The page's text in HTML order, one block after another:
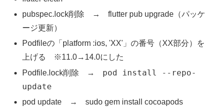
pubspec.lock削除 → flutter pub upgrade（パッケ
ージ更新）
Podfileの「platform :ios, 'XX'」の番号（XX部分）を
上げる ※11.0→14.0にした
Podfile.lock削除 → pod install --repo-
update
pod update → sudo gem install cocoapods